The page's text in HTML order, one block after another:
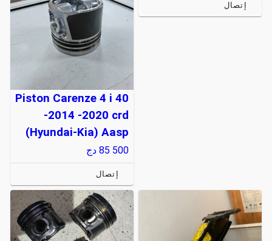
إتصال
Piston Carenze 4 i 40
-2014 -2020 crd
(Hyundai-Kia) Aasp
85 500 دج
إتصال